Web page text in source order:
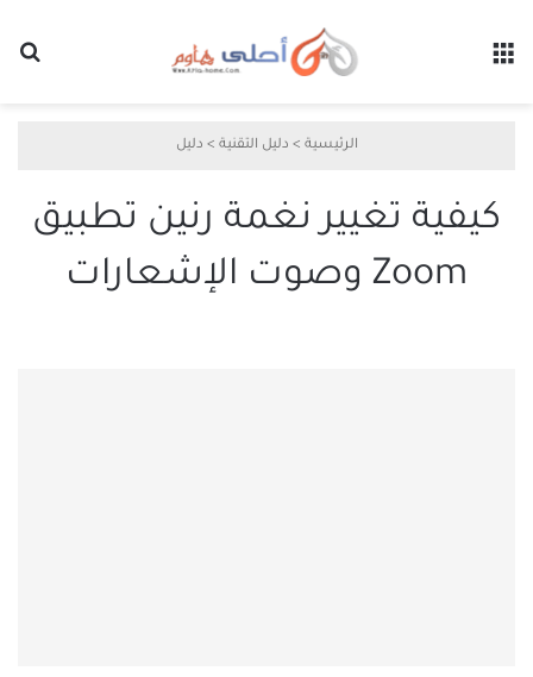
الرئيسية > دليل التقنية > دليل
كيفية تغيير نغمة رنين تطبيق
Zoom وصوت الإشعارات